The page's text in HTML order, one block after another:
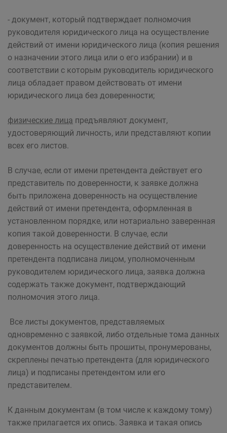
- документ, который подтверждает полномочия
руководителя юридического лица на осуществление
действий от имени юридического лица (копия решения
о назначении этого лица или о его избрании) и в
соответствии с которым руководитель юридического
лица обладает правом действовать от имени
юридического лица без доверенности;
физические лица предъявляют документ,
удостоверяющий личность, или представляют копии
всех его листов.
В случае, если от имени претендента действует его
представитель по доверенности, к заявке должна
быть приложена доверенность на осуществление
действий от имени претендента, оформленная в
установленном порядке, или нотариально заверенная
копия такой доверенности. В случае, если
доверенность на осуществление действий от имени
претендента подписана лицом, уполномоченным
руководителем юридического лица, заявка должна
содержать также документ, подтверждающий
полномочия этого лица.
Все листы документов, представляемых
одновременно с заявкой, либо отдельные тома данных
документов должны быть прошиты, пронумерованы,
скреплены печатью претендента (для юридического
лица) и подписаны претендентом или его
представителем.
К данным документам (в том числе к каждому тому)
также прилагается их опись. Заявка и такая опись